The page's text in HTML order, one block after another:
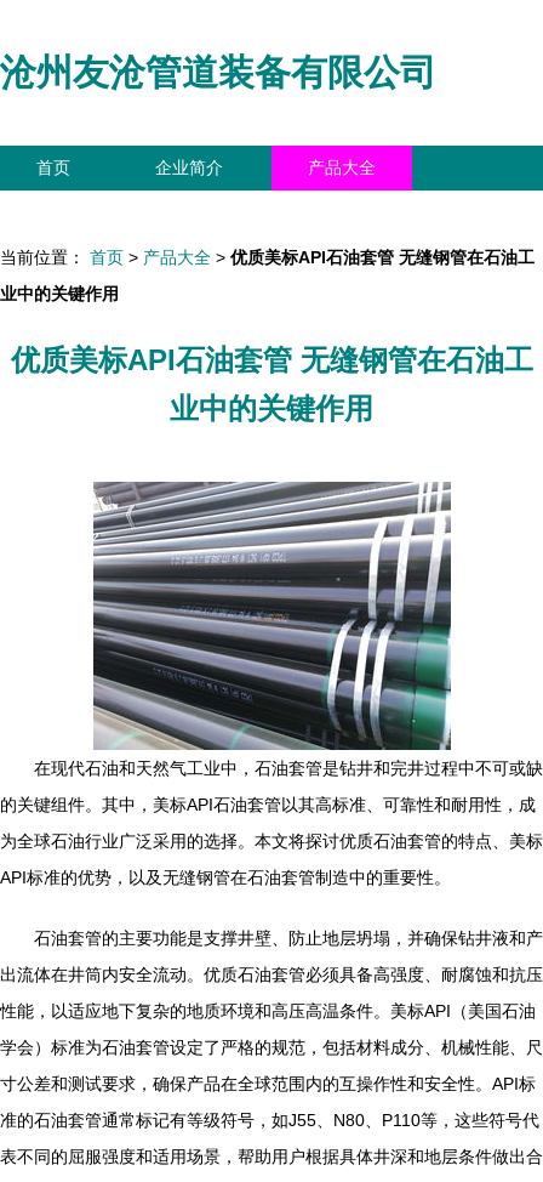
沧州友沧管道装备有限公司
首页 企业简介 产品大全
当前位置： 首页 > 产品大全 > 优质美标API石油套管 无缝钢管在石油工
业中的关键作用
优质美标API石油套管 无缝钢管在石油工
业中的关键作用
在现代石油和天然气工业中，石油套管是钻井和完井过程中不可或缺
的关键组件。其中，美标API石油套管以其高标准、可靠性和耐用性，成
为全球石油行业广泛采用的选择。本文将探讨优质石油套管的特点、美标
API标准的优势，以及无缝钢管在石油套管制造中的重要性。
石油套管的主要功能是支撑井壁、防止地层坍塌，并确保钻井液和产
出流体在井筒内安全流动。优质石油套管必须具备高强度、耐腐蚀和抗压
性能，以适应地下复杂的地质环境和高压高温条件。美标API（美国石油
学会）标准为石油套管设定了严格的规范，包括材料成分、机械性能、尺
寸公差和测试要求，确保产品在全球范围内的互操作性和安全性。API标
准的石油套管通常标记有等级符号，如J55、N80、P110等，这些符号代
表不同的屈服强度和适用场景，帮助用户根据具体井深和地层条件做出合